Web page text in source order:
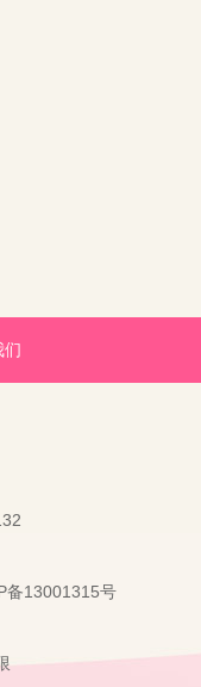
们
备13001315号